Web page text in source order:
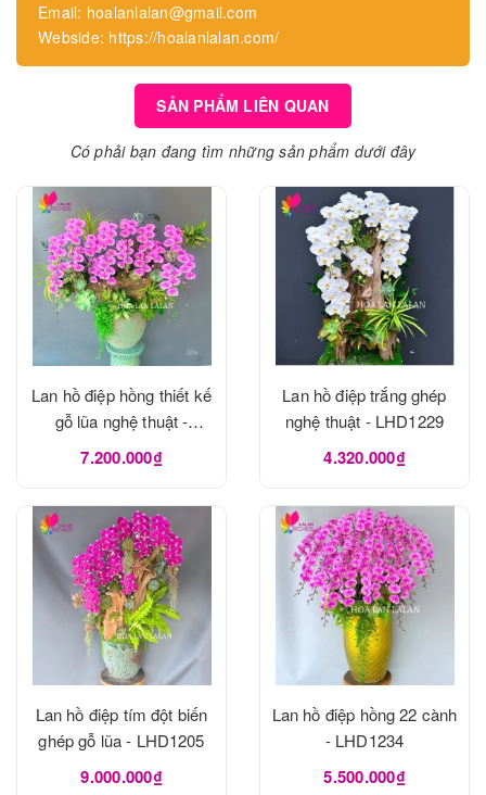
Email: hoalanlalan@gmail.com
Webside: https://hoalanlalan.com/
SẢN PHẨM LIÊN QUAN
Có phải bạn đang tìm những sản phẩm dưới đây
Lan hồ điệp hồng thiết kế
gỗ lũa nghệ thuật -
LHD1273
7.200.000₫
Lan hồ điệp trắng ghép
nghệ thuật - LHD1229
4.320.000₫
Lan hồ điệp tím đột biến
ghép gỗ lũa - LHD1205
9.000.000₫
Lan hồ điệp hồng 22 cành
- LHD1234
5.500.000₫